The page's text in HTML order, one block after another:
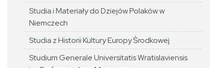
Studia i Materiały do Dziejów Polaków w
Niemczech
Studia z Historii Kultury Europy Środkowej
Studium Generale Universitatis Wratislaviensis